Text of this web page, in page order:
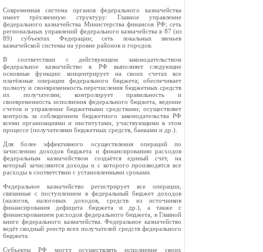
Современная система органов федерального казначейства
имеет трёхзвенную структуру: Главное управление
федерального казначейства Министерства финансов РФ; сеть
региональных управлений федерального казначейства в 87 (из
89) субъектах Федерации; сеть локальных звеньев
казначейской системы на уровне районов и городов.
В соответствии с действующим законодательством
федеральное казначейство в РФ выполняет следующие
основные функции: концентрирует на своих счетах все
платёжные операции федерального бюджета; обеспечивает
полноту и своевременность перечисления бюджетных средств
их получателям; контролирует правильность и
своевременность исполнения федерального бюджета, ведение
счетов и управление бюджетными средствами; осуществляет
контроль за соблюдением бюджетного законодательства РФ
всеми организациями и институтами, участвующими в этом
процессе (получателями бюджетных средств, банками и др.).
Для более эффективного осуществления операций по
зачислению доходов бюджета и финансированию расходов
федеральным казначейством создаётся единый счёт, на
который зачисляются доходы и с которого производятся все
расходы в соответствии с установленными сроками.
Федеральное казначейство регистрирует все операции,
связанные с поступлением в федеральный бюджет доходов
(налогов, налоговых доходов, средств из источников
финансирования дефицита бюджета и др.), а также с
финансированием расходов федерального бюджета, в Главной
книге федерального казначейства. Федеральное казначейство
ведёт сводный реестр всех получателей средств федерального
бюджета.
Субъекты РФ могут осуществлять исполнение своих